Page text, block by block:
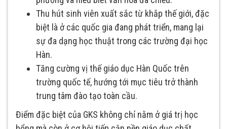
Thu hút sinh viên xuất sắc từ khắp thế giới, đặc
biệt là ở các quốc gia đang phát triển, mang lại
sự đa dạng học thuật trong các trường đại học
Hàn.
Tăng cường vị thế giáo dục Hàn Quốc trên
trường quốc tế, hướng tới mục tiêu trở thành
trung tâm đào tạo toàn cầu.
Điểm đặc biệt của GKS không chỉ nằm ở giá trị học